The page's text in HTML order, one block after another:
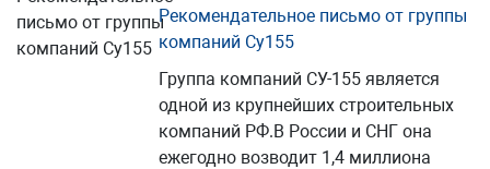
Рекомендательное письмо от группы
компаний Су155
Группа компаний СУ-155 является
одной из крупнейших строительных
компаний РФ.В России и СНГ она
ежегодно возводит 1,4 миллиона